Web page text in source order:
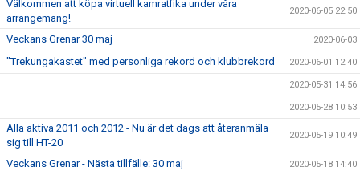
Välkommen att köpa virtuell kamratfika under våra
arrangemang!
2020-06-05 22:50
Veckans Grenar 30 maj 2020-06-03
"Trekungakastet" med personliga rekord och klubbrekord 2020-06-01 12:40
2020-05-31 14:56
2020-05-28 10:53
Alla aktiva 2011 och 2012 - Nu är det dags att återanmäla
sig till HT-20
2020-05-19 10:49
Veckans Grenar - Nästa tillfälle: 30 maj 2020-05-18 14:40